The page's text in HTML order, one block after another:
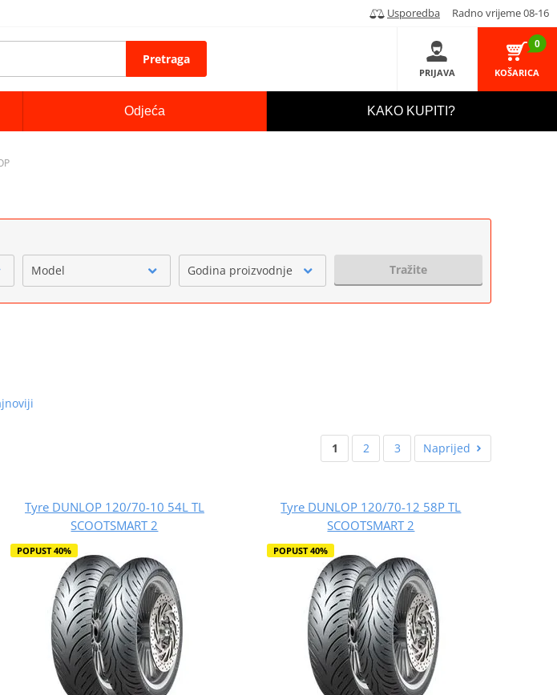
Usporedba Radno vrijeme 08-16
Pretraga
PRIJAVA
0
KOŠARICA
Odjeća KAKO KUPITI?
Model Godina proizvodnje Tražite
1 2 3 Naprijed
Tyre DUNLOP 120/70-10 54L TL
SCOOTSMART 2
POPUST 40%
Tyre DUNLOP 120/70-12 58P TL
SCOOTSMART 2
POPUST 40%